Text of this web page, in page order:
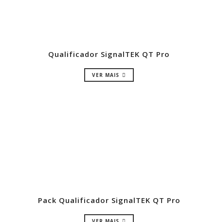
Qualificador SignalTEK QT Pro
VER MAIS
Pack Qualificador SignalTEK QT Pro